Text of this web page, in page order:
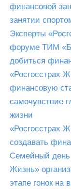
финансовой
занятии
Эксперты
форуме ТИМ
добиться
«Росгосстрах
финансовую
самочувствие
жизни
«Росгосстрах
создавать
Семейный день
Жизнь»
этапе гонок на